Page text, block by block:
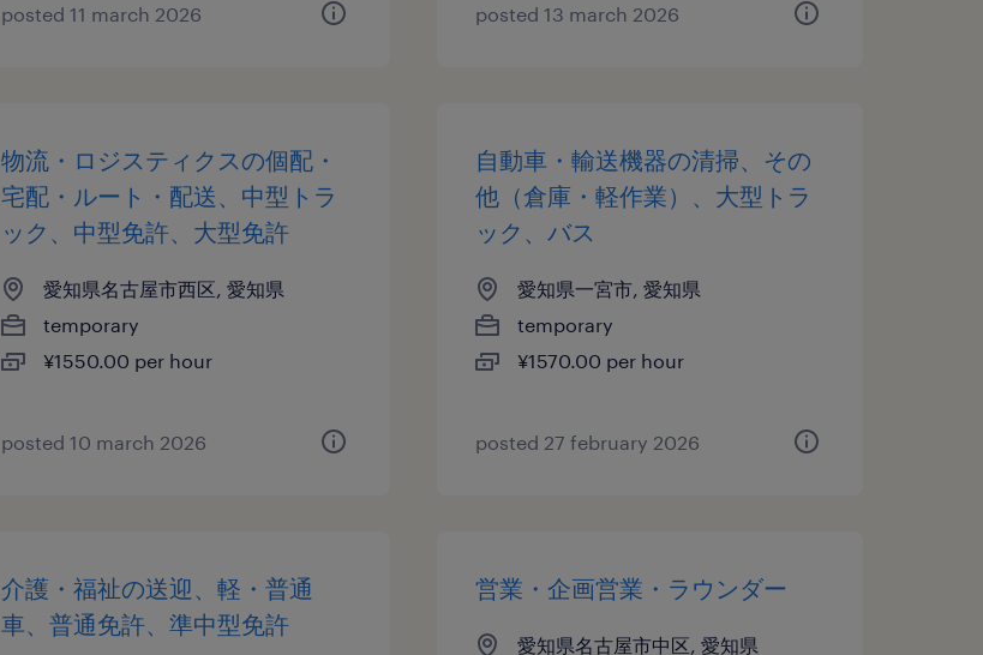
posted 11 march 2026 posted 13 march 2026
物流・ロジスティクスの個配・
宅配・ルート・配送、中型トラ
ック、中型免許、大型免許
愛知県名古屋市西区, 愛知県
temporary
¥1550.00 per hour
posted 10 march 2026
自動車・輸送機器の清掃、その
他（倉庫・軽作業）、大型トラ
ック、バス
愛知県一宮市, 愛知県
temporary
¥1570.00 per hour
posted 27 february 2026
介護・福祉の送迎、軽・普通
車、普通免許、準中型免許
営業・企画営業・ラウンダー
愛知県名古屋市中区, 愛知県